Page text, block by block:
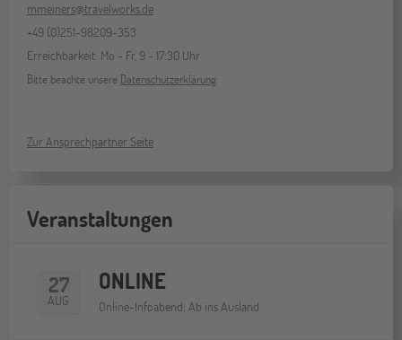
mmeiners@travelworks.de
+49 (0)251-98209-353
Erreichbarkeit: Mo - Fr, 9 - 17:30 Uhr
Bitte beachte unsere Datenschutzerklärung
Zur Ansprechpartner Seite
Veranstaltungen
27
AUG
ONLINE
Online-Infoabend: Ab ins Ausland